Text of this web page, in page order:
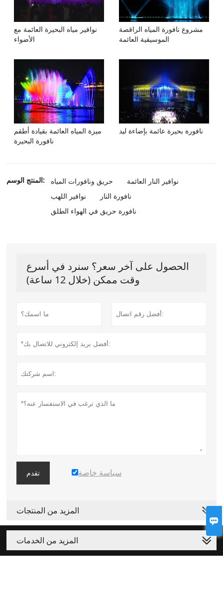

نوافير مياه البحيرة العائمة مع
الأضواء
مشروع نافورة المياه الراقصة
الموسيقية العائمة
ميزة المياه العائمة بقيادة أطقم
نافورة البحيرة
نافورة بحيرة عائمة بإضاءة ليد
المنتج الوسم: حريق ونافورات المياه
نوافير النار العائمة
نوافير اللهب
نافورة النار
نافورة حريق في الهواء الطلق
الحصول على آخر سعر؟ سنرد في أسرع
وقت ممكن (خلال 12 ساعة)
تقدم سياسة خاصة
المزيد من المنتجات
المزيد من الخدمات